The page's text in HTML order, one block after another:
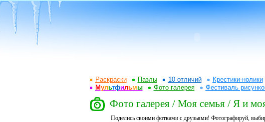
Раскраски Пазлы 10 отличий Крестики-нолики
Мультфильмы Фото галерея Фестиваль
Фото галерея / Моя семья / Я и
Поделись своими фотками с друзьями! Фотографируй,